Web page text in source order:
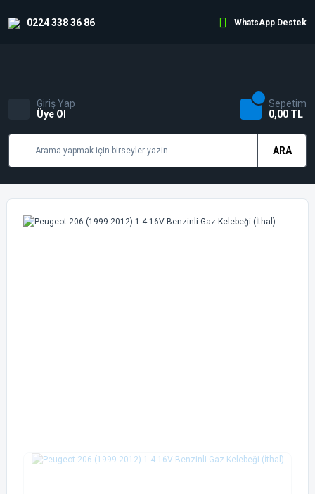
0224 338 36 86 WhatsApp Destek
ARA
Giriş Yap
Üye Ol
Sepetim
0,00 TL